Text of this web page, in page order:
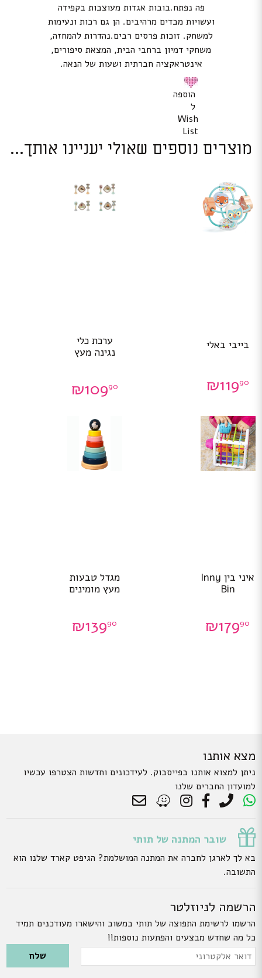
פה נפתח.בובות אגדות מעוצבות בקפידה
ועשויות מבדים מרהיבים. הן גם רכות ונעימות
למשחק. זוכות פרסים רבים.נהדרות להמחזה,
משחקי דמיון ברחבי הבית, המצאת סיפורים,
אינטראקציה חברתית ושעות של הנאה.
הוספה
ל
Wish
List
מוצרים נוספים שאולי יעניינו אותך...
בייבי באלי
₪11990
ערכת כלי
נגינה מעץ
₪10990
איני בין Inny
Bin
₪17990
מגדל טבעות
מעץ מומינים
₪13990
מצא אותנו
ניתן למצוא אותנו בפייסבוק. לעידכונים וחדשות הצטרפו עכשיו
למועדון החברים שלנו
שובר המתנה של תותי
בא לך לארגן לחברה את המתנה המושלמת? הגיפט קארד שלנו הוא
התשובה.
הרשמה לניוזלטר
הרשמו לרשימת התפוצה של תותי במשוב והישארו מעודכנים תמיד
כל מה שחדש מבצעים והפתעות נוספות!!
Please leave this field empty.
דואר